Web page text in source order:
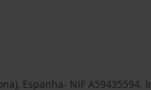
Espanha- NIF